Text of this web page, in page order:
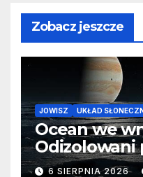
Zobacz jeszcze
JOWISZ UKŁAD
Ocean we
Odizolowani
barierę
6 SIERPNIA 2026